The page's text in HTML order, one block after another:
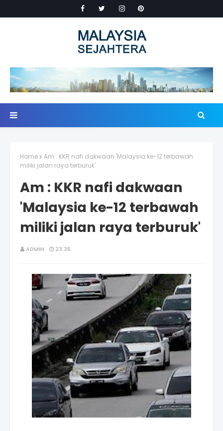
Home
Am : KKR nafi dakwaan 'Malaysia ke-12 terbawah
miliki jalan raya terburuk'
Am : KKR nafi dakwaan
'Malaysia ke-12 terbawah
miliki jalan raya terburuk'
ADMIN 23:36